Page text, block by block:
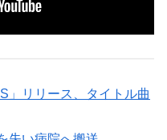
」リリース、タイトル曲